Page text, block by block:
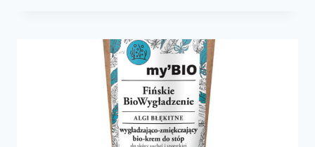
МАСКА
ДЛЯ